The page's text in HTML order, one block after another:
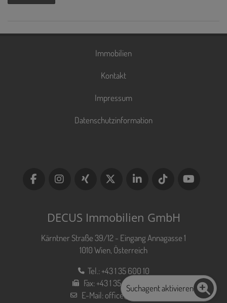
Immobilien
Kontakt
Impressum
Datenschutzinformation
DECUS Immobilien GmbH
Kärntner Straße 39/12 - Eingang Annagasse 1
1010 Wien, Österreich
Tel.:+43 1 35 600 10
Fax:+43 1 35 600 10 80
E-Mail:office@decus.at
Suchagent aktivieren